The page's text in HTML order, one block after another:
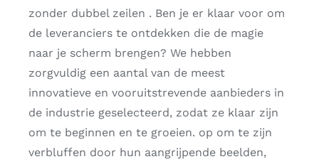
zonder dubbel zeilen . Ben je er klaar voor om
de leveranciers te ontdekken die de magie
naar je scherm brengen? We hebben
zorgvuldig een aantal van de meest
innovatieve en vooruitstrevende aanbieders in
de industrie geselecteerd, zodat ze klaar zijn
om te beginnen en te groeien. op om te zijn
verbluffen door hun aangrijpende beelden,